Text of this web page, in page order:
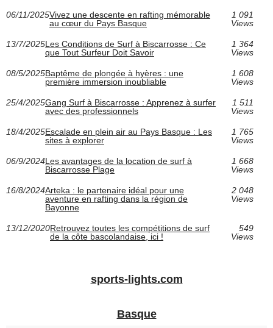
06/11/2025Vivez une descente en rafting mémorable
au cœur du Pays Basque
1 091
Views
13/7/2025Les Conditions de Surf à Biscarrosse : Ce
que Tout Surfeur Doit Savoir
1 364
Views
08/5/2025Baptême de plongée à hyères : une
première immersion inoubliable
1 608
Views
25/4/2025Gang Surf à Biscarrosse : Apprenez à surfer
avec des professionnels
1 511
Views
18/4/2025Escalade en plein air au Pays Basque : Les
sites à explorer
1 765
Views
06/9/2024Les avantages de la location de surf à
Biscarrosse Plage
1 668
Views
16/8/2024Arteka : le partenaire idéal pour une
aventure en rafting dans la région de
Bayonne
2 048
Views
13/12/2020Retrouvez toutes les compétitions de surf
de la côte bascolandaise, ici !
549
Views
sports-lights.com
Basque